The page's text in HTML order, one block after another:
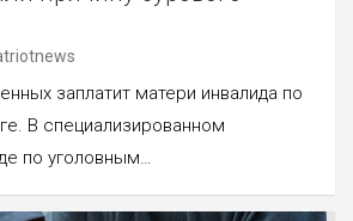
заплатит матери инвалида по
В специализированном
по уголовным…